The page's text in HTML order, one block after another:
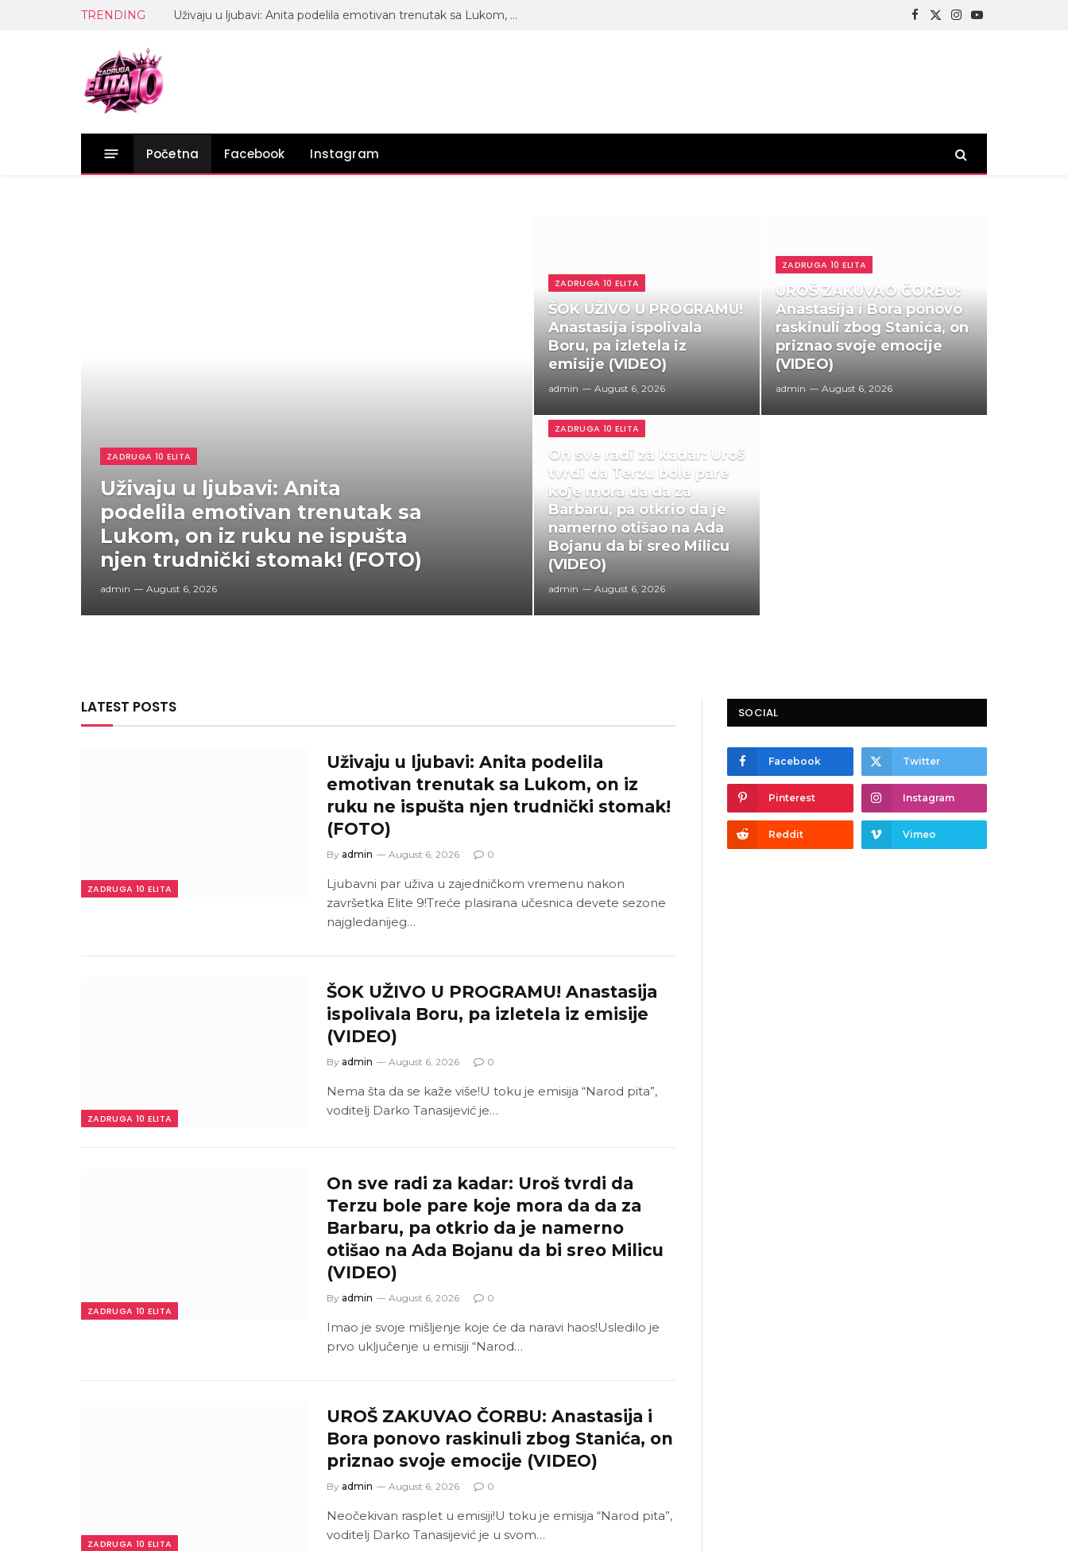
TRENDING Uživaju u ljubavi: Anita podelila emotivan trenutak sa Lukom, on iz ruku ne ispušta njen trudnički stomak! (FOTO) Facebook
X
Instagram
YouTube
Početna Facebook Instagram
ZADRUGA 10 ELITA
Uživaju u ljubavi: Anita
podelila emotivan trenutak sa
Lukom, on iz ruku ne ispušta
njen trudnički stomak! (FOTO)
admin August 6, 2026
ZADRUGA 10 ELITA
ŠOK UŽIVO U PROGRAMU!
Anastasija ispolivala
Boru, pa izletela iz
emisije (VIDEO)
admin August 6, 2026
ZADRUGA 10 ELITA
On sve radi za kadar: Uroš
tvrdi da Terzu bole pare
koje mora da da za
Barbaru, pa otkrio da je
namerno otišao na Ada
Bojanu da bi sreo Milicu
(VIDEO)
admin August 6, 2026
ZADRUGA 10 ELITA
UROŠ ZAKUVAO ČORBU:
Anastasija i Bora ponovo
raskinuli zbog Stanića, on
priznao svoje emocije
(VIDEO)
admin August 6, 2026
LATEST POSTS
ZADRUGA 10 ELITA
Uživaju u ljubavi: Anita podelila
emotivan trenutak sa Lukom, on iz
ruku ne ispušta njen trudnički stomak!
(FOTO)
By admin August 6, 2026 0
Ljubavni par uživa u zajedničkom vremenu nakon
završetka Elite 9!Treće plasirana učesnica devete sezone
najgledanijeg…
ZADRUGA 10 ELITA
ŠOK UŽIVO U PROGRAMU! Anastasija
ispolivala Boru, pa izletela iz emisije
(VIDEO)
By admin August 6, 2026 0
Nema šta da se kaže više!U toku je emisija “Narod pita”,
voditelj Darko Tanasijević je…
ZADRUGA 10 ELITA
On sve radi za kadar: Uroš tvrdi da
Terzu bole pare koje mora da da za
Barbaru, pa otkrio da je namerno
otišao na Ada Bojanu da bi sreo Milicu
(VIDEO)
By admin August 6, 2026 0
Imao je svoje mišljenje koje će da naravi haos!Usledilo je
prvo uključenje u emisiji “Narod…
ZADRUGA 10 ELITA
UROŠ ZAKUVAO ČORBU: Anastasija i
Bora ponovo raskinuli zbog Stanića, on
priznao svoje emocije (VIDEO)
By admin August 6, 2026 0
Neočekivan rasplet u emisiji!U toku je emisija “Narod pita”,
voditelj Darko Tanasijević je u svom…
SOCIAL
Facebook Twitter
Pinterest Instagram
Reddit Vimeo